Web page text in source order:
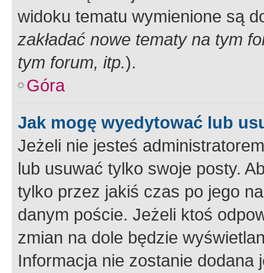
widoku tematu wymienione są
zakładać nowe tematy na tym
tym forum, itp.).
Góra
Jak mogę wyedytować lub
Jeżeli nie jesteś
lub usuwać tylko swoje posty.
tylko przez jakiś czas po jego
danym poście. Jeżeli ktoś
zmian na dole będzie
Informacja nie zostanie dodana